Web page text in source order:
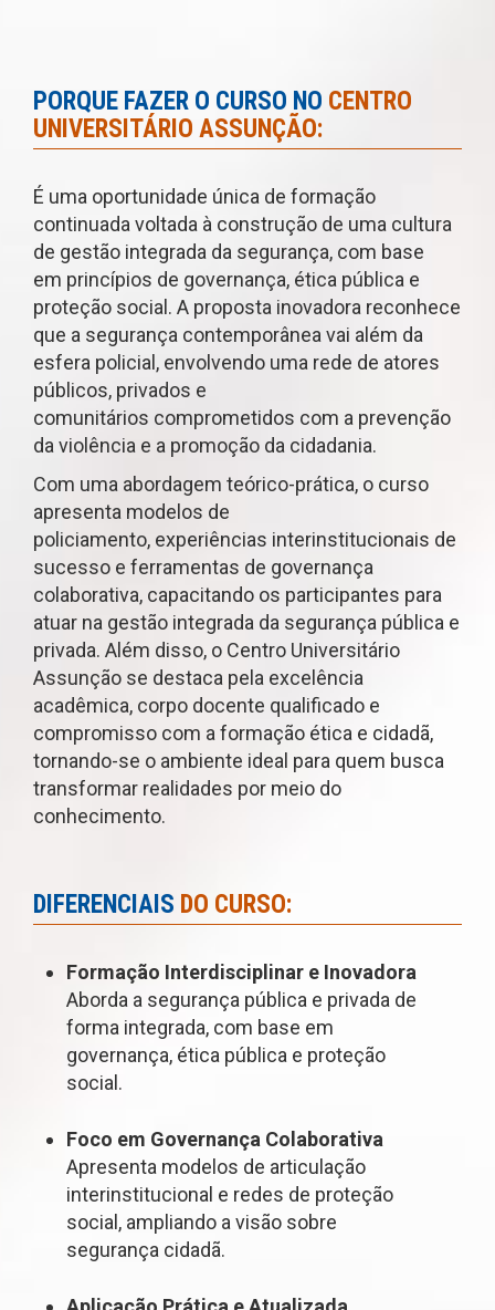
PORQUE FAZER O CURSO NO CENTRO
UNIVERSITÁRIO ASSUNÇÃO:
É uma oportunidade única de formação
continuada voltada à construção de uma cultura
de gestão integrada da segurança, com base
em princípios de governança, ética pública e
proteção social. A proposta inovadora reconhece
que a segurança contemporânea vai além da
esfera policial, envolvendo uma rede de atores
públicos, privados e
comunitários comprometidos com a prevenção
da violência e a promoção da cidadania.
Com uma abordagem teórico-prática, o curso
apresenta modelos de
policiamento, experiências interinstitucionais de
sucesso e ferramentas de governança
colaborativa, capacitando os participantes para
atuar na gestão integrada da segurança pública e
privada. Além disso, o Centro Universitário
Assunção se destaca pela excelência
acadêmica, corpo docente qualificado e
compromisso com a formação ética e cidadã,
tornando-se o ambiente ideal para quem busca
transformar realidades por meio do
conhecimento.
DIFERENCIAIS DO CURSO:
Formação Interdisciplinar e Inovadora
Aborda a segurança pública e privada de
forma integrada, com base em
governança, ética pública e proteção
social.
Foco em Governança Colaborativa
Apresenta modelos de articulação
interinstitucional e redes de proteção
social, ampliando a visão sobre
segurança cidadã.